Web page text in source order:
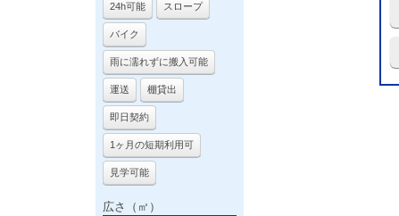
24h可能 スロープ
バイク
雨に濡れずに搬入可能
運送 棚貸出
即日契約
1ヶ月の短期利用可
見学可能
広さ（㎡）